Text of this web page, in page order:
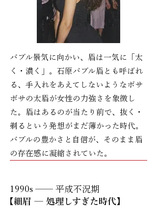
バブル景気に向かい、眉は一気に「太
く・濃く」。石原バブル眉とも呼ばれ
る、手入れをあえてしないようなボサ
ボサの太眉が女性の力強さを象徴し
た。眉はあるのが当たり前で、抜く・
剃るという発想がまだ薄かった時代。
バブルの豊かさと自信が、そのまま眉
の存在感に凝縮されていた。
1990s ── 平成不況期
【細眉 ─ 処理しすぎた時代】